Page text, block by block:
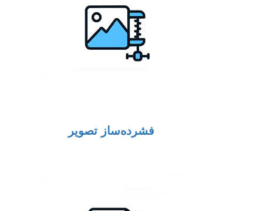
فشرده‌ساز تصویر